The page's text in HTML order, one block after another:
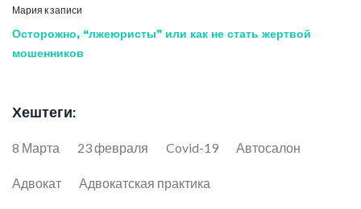
Мария к записи
Осторожно, “лжеюристы” или как не стать жертвой
мошенников
Хештеги:
8 Марта 23 февраля Covid-19 Автосалон
Адвокат Адвокатская практика